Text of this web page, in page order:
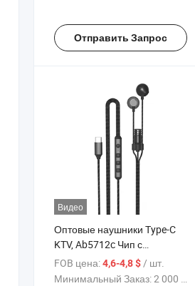
подкладкой и магнитным
кольцом, оптовая продажа с
Отправить Запрос
Видео
Оптовые наушники Type-C
KTV, Ab5712c Чип с
шумоподавлением, 6
Звуковые режимы (KTV/
FOB цена:4,6-4,8 $ / шт.
Минимальный Заказ:2 000 Куски